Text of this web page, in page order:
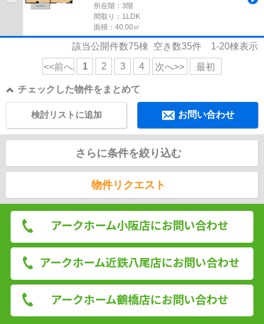
所在階：3階
間取り：1LDK
面積：40.00㎡
該当公開件数75棟 空き数35件 1-20棟表示
<<前へ 1 2 3 4 次へ>> 最初
チェックした物件をまとめて
お問い合わせ
検討リストに追加
さらに条件を絞り込む
物件リクエスト
アークホーム小阪店にお問い合わせ
アークホーム近鉄八尾店にお問い合わせ
アークホーム鶴橋店にお問い合わせ